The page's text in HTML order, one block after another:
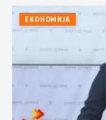
ЕКОНОМИЈА